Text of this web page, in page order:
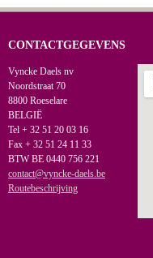
CONTACTGEGEVENS
Vyncke Daels nv
Noordstraat 70
8800 Roeselare
BELGIË
Tel + 32 51 20 03 16
Fax + 32 51 24 11 33
BTW BE 0440 756 221
contact@vyncke-daels.be
Routebeschrijving